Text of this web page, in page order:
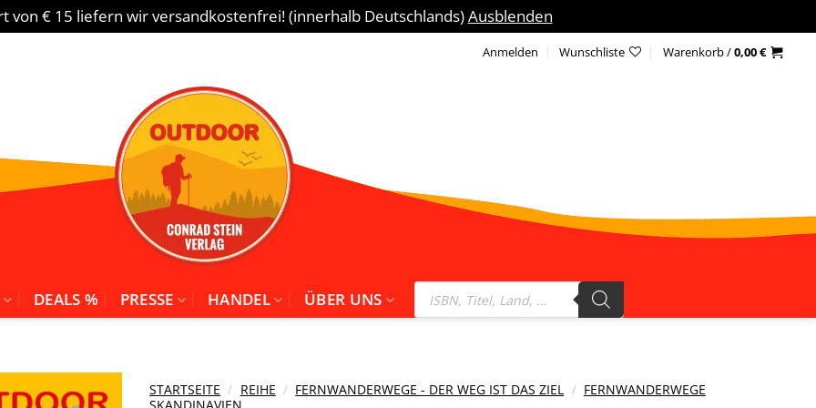
von € 15 liefern wir versandkostenfrei! (innerhalb Deutschlands)Ausblenden
Anmelden Wunschliste Warenkorb /0,00€
DEALS % PRESSE HANDEL ÜBER UNS
Products
search
STARTSEITE / REIHE / FERNWANDERWEGE - DER WEG IST DAS ZIEL / FERNWANDERWEGE